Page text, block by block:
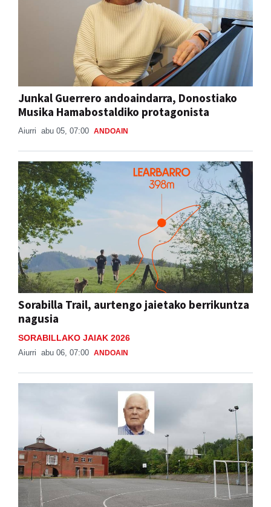
Junkal Guerrero andoaindarra, Donostiako
Musika Hamabostaldiko protagonista
Aiurri abu 05, 07:00 ANDOAIN
Sorabilla Trail, aurtengo jaietako berrikuntza
nagusia
SORABILLAKO JAIAK 2026
Aiurri abu 06, 07:00 ANDOAIN